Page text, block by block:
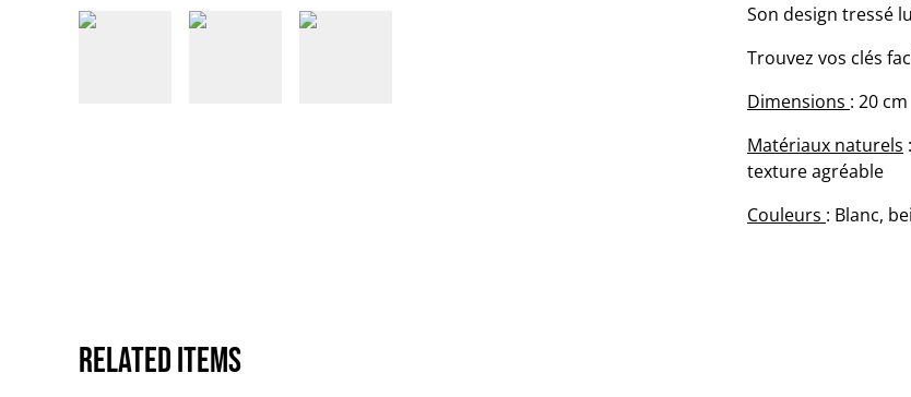
Son design tressé
Trouvez vos clés
Dimensions : 20 cm
Matériaux naturels
texture agréable
Couleurs : Blanc,
Related items